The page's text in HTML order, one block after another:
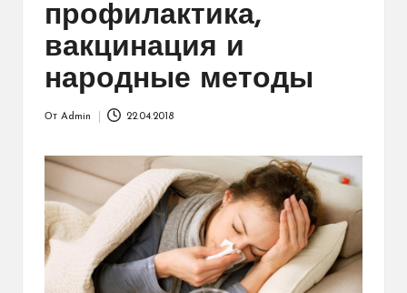
профилактика,
вакцинация и
народные методы
От Admin 22.04.2018